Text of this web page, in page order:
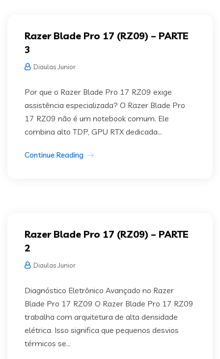
Razer Blade Pro 17 (RZ09) – PARTE
3
Diaulas Junior
Por que o Razer Blade Pro 17 RZ09 exige
assistência especializada? O Razer Blade Pro
17 RZ09 não é um notebook comum. Ele
combina alto TDP, GPU RTX dedicada...
Continue Reading
Razer Blade Pro 17 (RZ09) – PARTE
2
Diaulas Junior
Diagnóstico Eletrônico Avançado no Razer
Blade Pro 17 RZ09 O Razer Blade Pro 17 RZ09
trabalha com arquitetura de alta densidade
elétrica. Isso significa que pequenos desvios
térmicos se...